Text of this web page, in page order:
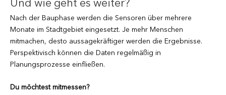
Und wie geht es weiter?
Nach der Bauphase werden die Sensoren über mehrere
Monate im Stadtgebiet eingesetzt. Je mehr Menschen
mitmachen, desto aussagekräftiger werden die Ergebnisse.
Perspektivisch können die Daten regelmäßig in
Planungsprozesse einfließen.
Du möchtest mitmessen?